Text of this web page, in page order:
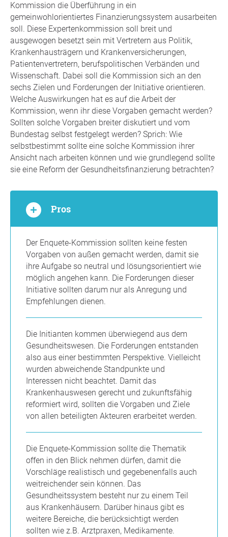
Kommission die Überführung in ein
gemeinwohlorientiertes Finanzierungssystem ausarbeiten
soll. Diese Expertenkommission soll breit und
ausgewogen besetzt sein mit Vertretern aus Politik,
Krankenhausträgern und Krankenversicherungen,
Patientenvertretern, berufspolitischen Verbänden und
Wissenschaft. Dabei soll die Kommission sich an den
sechs Zielen und Forderungen der Initiative orientieren.
Welche Auswirkungen hat es auf die Arbeit der
Kommission, wenn ihr diese Vorgaben gemacht werden?
Sollten solche Vorgaben breiter diskutiert und vom
Bundestag selbst festgelegt werden? Sprich: Wie
selbstbestimmt sollte eine solche Kommission ihrer
Ansicht nach arbeiten können und wie grundlegend sollte
sie eine Reform der Gesundheitsfinanzierung betrachten?
Pros
Der Enquete-Kommission sollten keine festen
Vorgaben von außen gemacht werden, damit sie
ihre Aufgabe so neutral und lösungsorientiert wie
möglich angehen kann. Die Forderungen dieser
Initiative sollten darum nur als Anregung und
Empfehlungen dienen.
Die Initianten kommen überwiegend aus dem
Gesundheitswesen. Die Forderungen entstanden
also aus einer bestimmten Perspektive. Vielleicht
wurden abweichende Standpunkte und
Interessen nicht beachtet. Damit das
Krankenhauswesen gerecht und zukunftsfähig
reformiert wird, sollten die Vorgaben und Ziele
von allen beteiligten Akteuren erarbeitet werden.
Die Enquete-Kommission sollte die Thematik
offen in den Blick nehmen dürfen, damit die
Vorschläge realistisch und gegebenenfalls auch
weitreichender sein können. Das
Gesundheitssystem besteht nur zu einem Teil
aus Krankenhäusern. Darüber hinaus gibt es
weitere Bereiche, die berücksichtigt werden
sollten wie z.B. Arztpraxen, Medikamente.